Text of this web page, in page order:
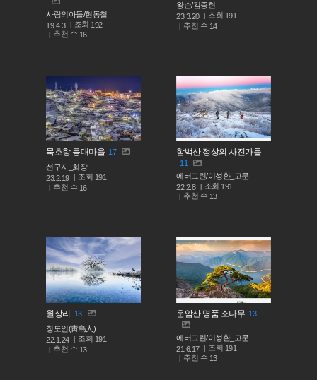
사람의아들/현동철
19.4.3
조회 192
추천 수 16
왕손/김종현
23.3.20
조회 191
추천 수 14
묵호항 등대마을 17
선구자_회장
23.2.19
조회 191
추천 수 16
함백산 정상의 사진가들
11
에버그린/이성환_고문
22.2.8
조회 191
추천 수 13
월상리
13
청도인(靑島人)
22.1.24
조회 191
추천 수 13
운암산 명품 소나무 13
에버그린/이성환_고문
21.6.17
조회 191
추천 수 13